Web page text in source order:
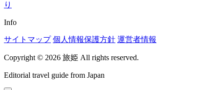
り
Info
サイトマップ 個人情報保護方針 運営者情報
Copyright © 2026 旅姫 All rights reserved.
Editorial travel guide from Japan